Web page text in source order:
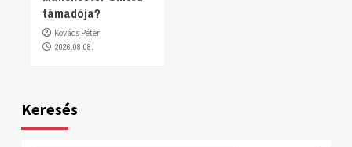
támadója?
Kovács Péter
2026.08.08.
Keresés